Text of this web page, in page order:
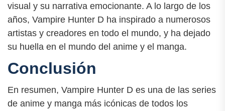
visual y su narrativa emocionante. A lo largo de los
años, Vampire Hunter D ha inspirado a numerosos
artistas y creadores en todo el mundo, y ha dejado
su huella en el mundo del anime y el manga.
Conclusión
En resumen, Vampire Hunter D es una de las series
de anime y manga más icónicas de todos los